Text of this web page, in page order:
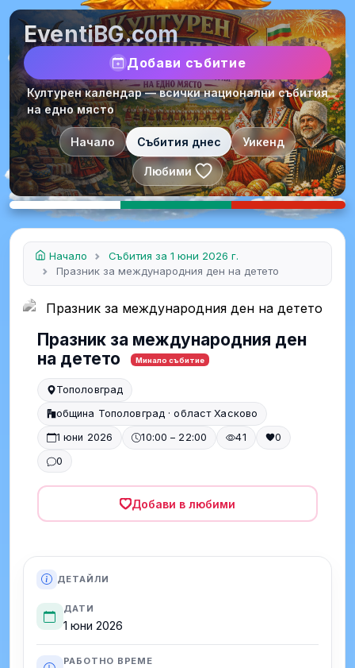
EventiBG.com
Добави събитие
Културен календар — всички национални събития
на едно място
Начало Събития днес Уикенд
Любими
Начало
Събития за 1 юни 2026 г.
Празник за международния ден на детето
Празник за международния ден
на детето
Минало събитие
Тополовград
община Тополовград · област Хасково
1 юни 2026
10:00 – 22:00 41
0
0
Добави в любими
ДЕТАЙЛИ
ДАТИ
1 юни 2026
РАБОТНО ВРЕМЕ